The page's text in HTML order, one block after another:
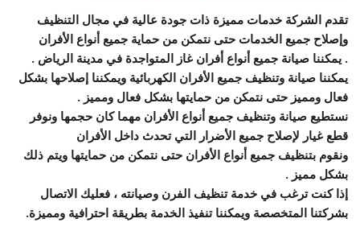
تقدم الشركة خدمات مميزة ذات جودة عالية في مجال التنظيف
وإصلاح جميع الخدمات حتى نتمكن من حماية جميع أنواع الأفران
. يمكننا صيانة جميع أنواع أفران غاز المتواجدة في مدينة الرياض .
يمكننا صيانة وتنظيف جميع الأفران الكهربائية ويمكننا إصلاحها بشكل
فعال ومميز حتى نتمكن من حمايتها بشكل فعال ومميز .
نستطيع صيانة وتنظيف جميع أنواع الأفران مهما كان حجمها ونوفر
قطع غيار لإصلاح جميع الأضرار التي تحدث داخل الأفران
ونقوم بتنظيف جميع أنواع الأفران حتى نتمكن من حمايتها ويتم ذلك
بشكل مميز .
إذا كنت ترغب في خدمة تنظيف الفرن وصيانته ، فعليك الاتصال
بشركتنا المتخصصة ويمكننا تنفيذ الخدمة بطريقة احترافية ومميزة.